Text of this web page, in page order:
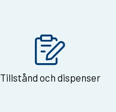
p
Tillstånd och dispenser